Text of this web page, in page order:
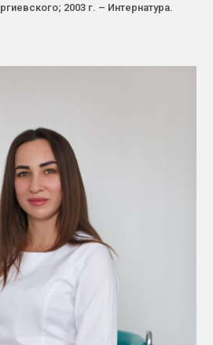
2003 г. – Интернатура.